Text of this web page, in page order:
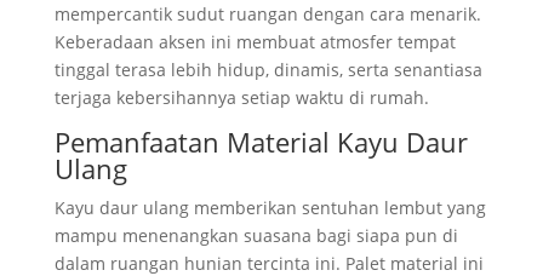
mempercantik sudut ruangan dengan cara menarik.
Keberadaan aksen ini membuat atmosfer tempat
tinggal terasa lebih hidup, dinamis, serta senantiasa
terjaga kebersihannya setiap waktu di rumah.
Pemanfaatan Material Kayu Daur
Ulang
Kayu daur ulang memberikan sentuhan lembut yang
mampu menenangkan suasana bagi siapa pun di
dalam ruangan hunian tercinta ini. Palet material ini